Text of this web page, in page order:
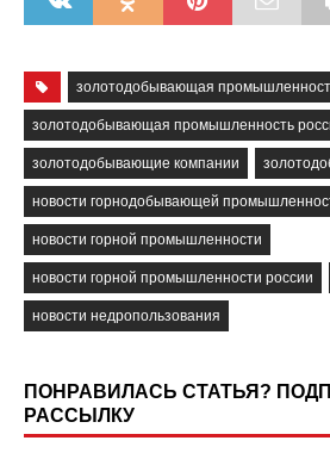
золотодобывающая
золотодобывающая промышленность
золотодобывающие компании
новости горнодобывающей
новости горной промышленности
новости горной промышленности россии
новости недропользования
ПОНРАВИЛАСЬ СТАТЬЯ?
РАССЫЛКУ